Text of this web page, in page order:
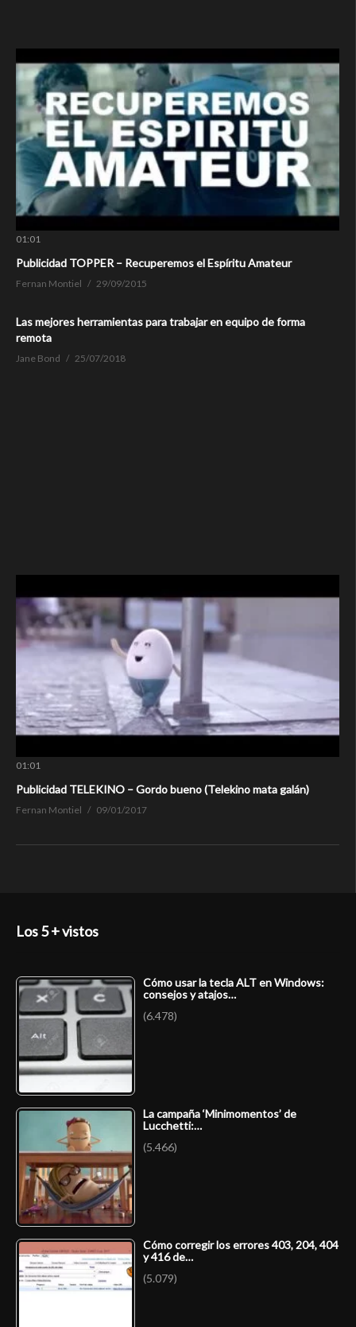
01:01
Publicidad TOPPER – Recuperemos el Espíritu Amateur
Fernan Montiel 29/09/2015
Las mejores herramientas para trabajar en equipo de forma
remota
Jane Bond 25/07/2018
01:01
Publicidad TELEKINO – Gordo bueno (Telekino mata galán)
Fernan Montiel 09/01/2017
Los 5 + vistos
Cómo usar la tecla ALT en Windows:
consejos y atajos…
(6.478)
La campaña ‘Minimomentos’ de
Lucchetti:…
(5.466)
Cómo corregir los errores 403, 204, 404
y 416 de…
(5.079)